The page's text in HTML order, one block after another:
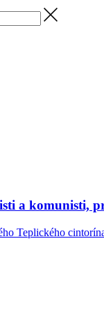
a komunisti,
Teplického